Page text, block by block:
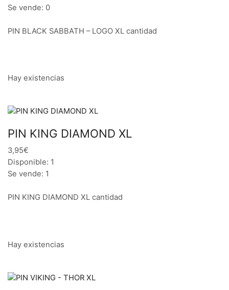
Se vende: 0
PIN BLACK SABBATH – LOGO XL cantidad
Hay existencias
PIN KING DIAMOND XL
3,95€
Disponible: 1
Se vende: 1
PIN KING DIAMOND XL cantidad
Hay existencias